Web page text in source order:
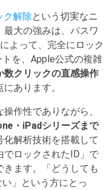
ク解除という切実なニ
大の強みは、パスワ
よって、完全にロック
を、Apple公式の複雑
数クリックの直感操作
にあります。
作性でありながら、
・iPadシリーズまで
化解析技術を搭載して
でロックされたID」で
ます。「どうしても
」という方にとっ